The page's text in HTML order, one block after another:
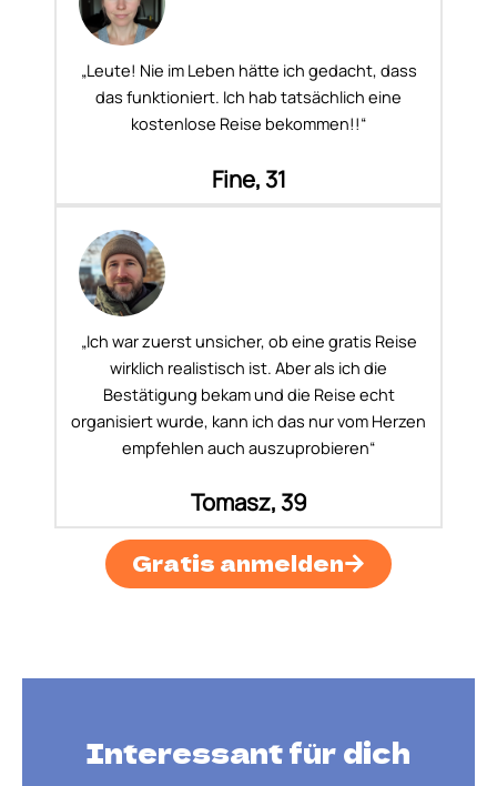
„Leute! Nie im Leben hätte ich gedacht, dass
das funktioniert. Ich hab tatsächlich eine
kostenlose Reise bekommen!!“
Fine, 31
„Ich war zuerst unsicher, ob eine gratis Reise
wirklich realistisch ist. Aber als ich die
Bestätigung bekam und die Reise echt
organisiert wurde, kann ich das nur vom Herzen
empfehlen auch auszuprobieren“
Tomasz, 39
Gratis anmelden
Interessant für dich